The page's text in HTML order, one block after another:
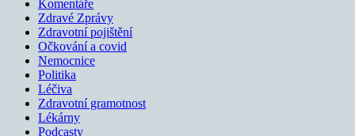
Komentáře
Zdravé Zprávy
Zdravotní pojištění
Očkování a covid
Nemocnice
Politika
Léčiva
Zdravotní gramotnost
Lékárny
Podcasty